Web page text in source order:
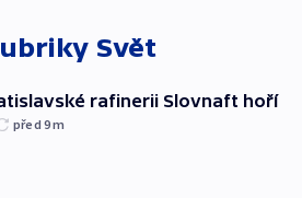
Svět
rafinerii Slovnaft hoří
před 9m